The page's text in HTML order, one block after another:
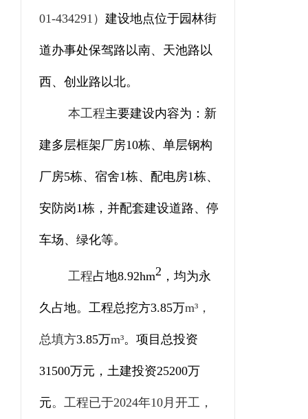
01-434291 ） 建设地点位于园林街
道办事处保驾路以南、天池路以
西、创业路以北。
本工程主要建设内容为： 新
建多层框架厂房10栋、单层钢构
厂房5栋、宿舍1栋、配电房1栋、
安防岗1栋，并配套建设道路、停
车场、绿化等。
工程占地8.92hm2 ，均为永
久占地。 工程总挖方3.85万m³ ，
总填方3.85万m³。 项目总投资
31500万元，土建投资25200万
元。工程已于2024年10月开工，